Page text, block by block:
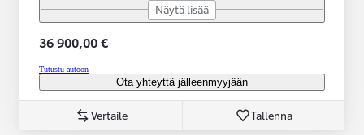
Näytä lisää
36 900,00 €
Tutustu autoon
Ota yhteyttä jälleenmyyjään
Vertaile Tallenna